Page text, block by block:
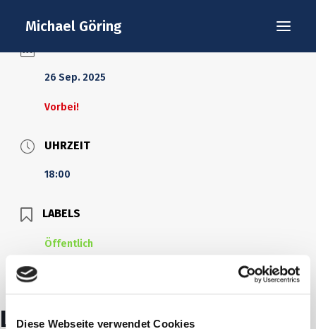
Diese Webseite verwendet Cookies
Michael Göring
Bücher
Gedichtlesungen
Interviews / Presse
Kontakt
Impressum
26 Sep. 2025
Vorbei!
UHRZEIT
18:00
LABELS
Öffentlich
Lesung aus „Algund“ in